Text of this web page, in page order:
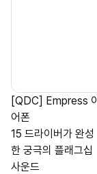
[QDC] Empress 이
어폰
15 드라이버가 완성
한 궁극의 플래그십
사운드